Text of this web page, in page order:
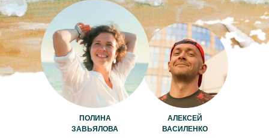
ПОЛИНА
ЗАВЬЯЛОВА
АЛЕКСЕЙ
ВАСИЛЕНКО